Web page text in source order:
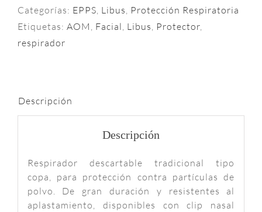
Categorías: EPPS, Libus, Protección Respiratoria
Etiquetas: AOM , Facial, Libus, Protector,
respirador
Descripción
Descripción
Respirador descartable tradicional tipo
copa, para protección contra partículas de
polvo. De gran duración y resistentes al
aplastamiento, disponibles con clip nasal